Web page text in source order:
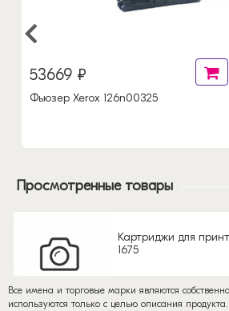
53669 ₽
Фьюзер Xerox 126n00325
Просмотренные товары
Картриджи для
1675
Все имена и торговые марки являются
используются только с целью описания